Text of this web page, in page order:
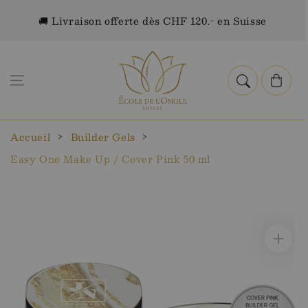
contenu
120.- en Suisse
🔒 Paiement sécurisé — TWINT · carte · Apple/Google Pay
Panier
Accueil
Builder Gels
Easy One Make Up / Cover Pink 50 ml